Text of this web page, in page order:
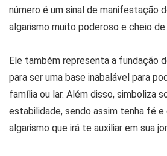
número é um sinal de manifestação
algarismo muito poderoso e cheio
Ele também representa a fundação
para ser uma base inabalável para
família ou lar. Além disso, simboliza
estabilidade, sendo assim tenha fé e
algarismo que irá te auxiliar em sua